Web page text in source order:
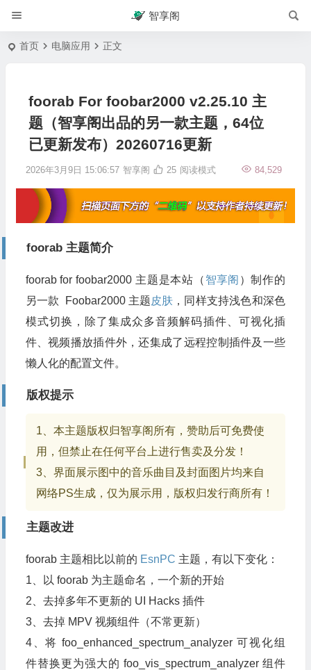
智享阁
首页 电脑应用 正文
foorab For foobar2000 v2.25.10 主
题（智享阁出品的另一款主题，64位
已更新发布）20260716更新
2026年3月9日 15:06:57 智享阁 84,529
25 阅读模式
foorab 主题简介
foorab for foobar2000 主题是本站（ 智享阁 ）制作的
另一款 Foobar2000 主题皮肤 ，同样支持浅色和深色
模式切换，除了集成众多音频解码插件、可视化插
件、视频播放插件外，还集成了远程控制插件及一些
懒人化的配置文件。
版权提示
1、本主题版权归智享阁所有，赞助后可免费使
用，但禁止在任何平台上进行售卖及分发！
3、界面展示图中的音乐曲目及封面图片均来自
网络PS生成，仅为展示用，版权归发行商所有！
主题改进
foorab 主题相比以前的 EsnPC 主题，有以下变化：
1、以 foorab 为主题命名，一个新的开始
2、去掉多年不更新的 UI Hacks 插件
3、去掉 MPV 视频组件（不常更新）
4、将 foo_enhanced_spectrum_analyzer 可视化组
件替换更为强大的 foo_vis_spectrum_analyzer 组件